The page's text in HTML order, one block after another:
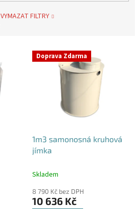
VYMAZAT FILTRY
Doprava Zdarma
1m3 samonosná kruhová
jímka
Skladem
8 790 Kč bez DPH
10 636 Kč